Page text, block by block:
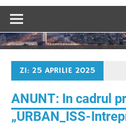
ZI:25 APRILIE 2025
ANUNT: In cadrul
„URBAN_ISS-